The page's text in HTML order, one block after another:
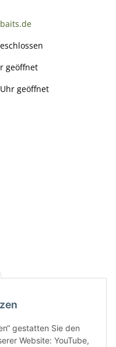
gestatten Sie den
Website: YouTube,
geöffnet
geöffnet